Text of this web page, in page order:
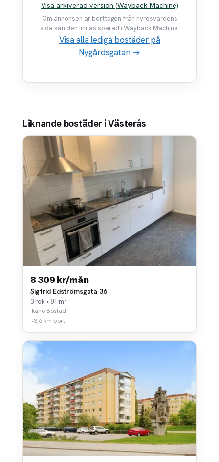
Visa arkiverad version (Wayback Machine)
Om annonsen är borttagen från hyresvärdens
sida kan den finnas sparad i Wayback Machine.
Visa alla lediga bostäder på
Nygårdsgatan →
Liknande bostäder i Västerås
8 309 kr/mån
Sigfrid Edströmsgata 36
3 rok • 81 m²
Ikano Bostad
~3,6 km bort